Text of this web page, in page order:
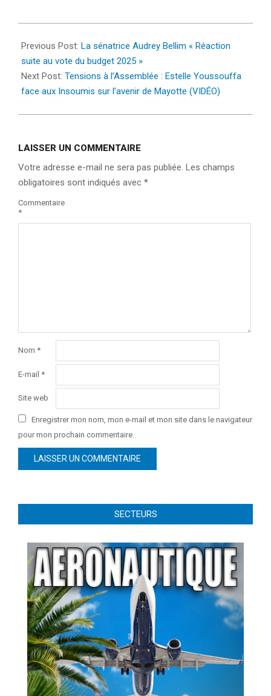
02-
07
Previous Post: La sénatrice Audrey Bellim « Réaction
suite au vote du budget 2025 »
Next Post: Tensions à l’Assemblée : Estelle Youssouffa
face aux Insoumis sur l’avenir de Mayotte (VIDÉO)
LAISSER UN COMMENTAIRE
Votre adresse e-mail ne sera pas publiée. Les champs
obligatoires sont indiqués avec *
Commentaire
*
Nom *
E-mail *
Site web
Enregistrer mon nom, mon e-mail et mon site dans le navigateur
pour mon prochain commentaire.
SECTEURS